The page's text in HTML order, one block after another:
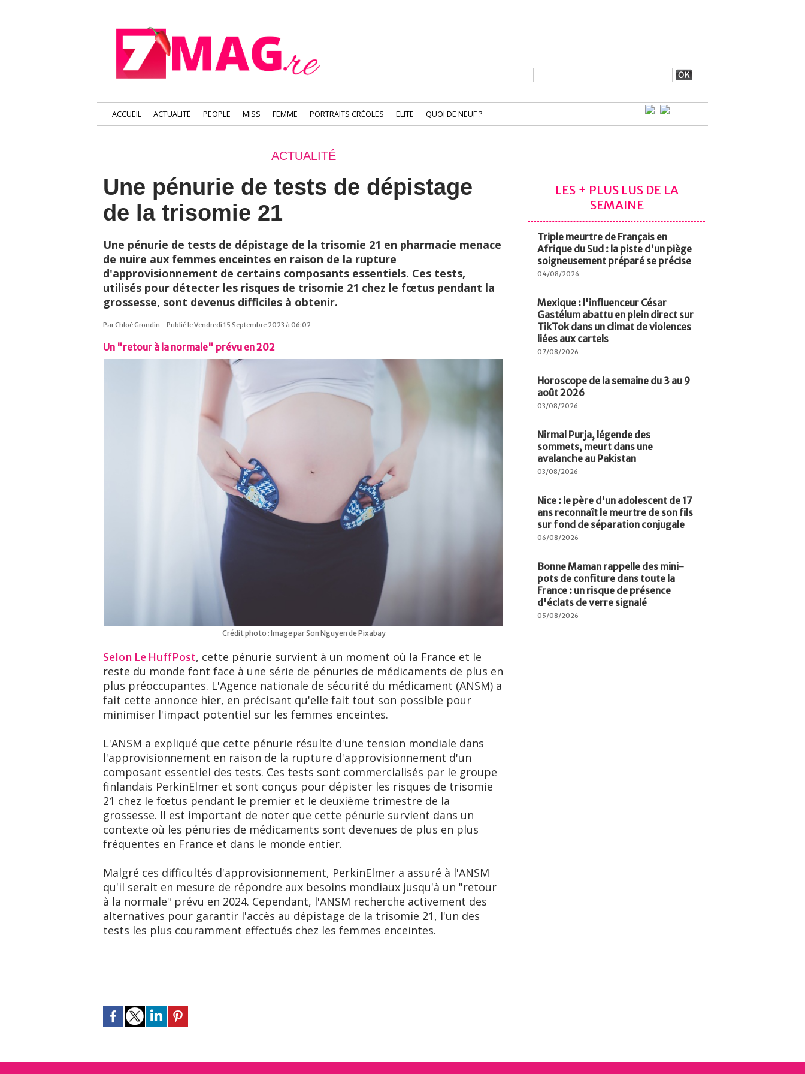
ACCUEIL ACTUALITÉ PEOPLE MISS FEMME PORTRAITS CRÉOLES ELITE QUOI DE NEUF ?
ACTUALITÉ
Une pénurie de tests de dépistage
de la trisomie 21
Une pénurie de tests de dépistage de la trisomie 21 en pharmacie menace
de nuire aux femmes enceintes en raison de la rupture
d'approvisionnement de certains composants essentiels. Ces tests,
utilisés pour détecter les risques de trisomie 21 chez le fœtus pendant la
grossesse, sont devenus difficiles à obtenir.
Par Chloé Grondin - Publié le Vendredi 15 Septembre 2023 à 06:02
Un "retour à la normale" prévu en 202
Crédit photo : Image par Son Nguyen de Pixabay
Selon Le HuffPost, cette pénurie survient à un moment où la France et le
reste du monde font face à une série de pénuries de médicaments de plus en
plus préoccupantes. L'Agence nationale de sécurité du médicament (ANSM) a
fait cette annonce hier, en précisant qu'elle fait tout son possible pour
minimiser l'impact potentiel sur les femmes enceintes.
L'ANSM a expliqué que cette pénurie résulte d'une tension mondiale dans
l'approvisionnement en raison de la rupture d'approvisionnement d'un
composant essentiel des tests. Ces tests sont commercialisés par le groupe
finlandais PerkinElmer et sont conçus pour dépister les risques de trisomie
21 chez le fœtus pendant le premier et le deuxième trimestre de la
grossesse. Il est important de noter que cette pénurie survient dans un
contexte où les pénuries de médicaments sont devenues de plus en plus
fréquentes en France et dans le monde entier.
Malgré ces difficultés d'approvisionnement, PerkinElmer a assuré à l'ANSM
qu'il serait en mesure de répondre aux besoins mondiaux jusqu'à un "retour
à la normale" prévu en 2024. Cependant, l'ANSM recherche activement des
alternatives pour garantir l'accès au dépistage de la trisomie 21, l'un des
tests les plus couramment effectués chez les femmes enceintes.
LES + PLUS LUS DE LA
SEMAINE
Triple meurtre de Français en
Afrique du Sud : la piste d'un piège
soigneusement préparé se précise
04/08/2026
Mexique : l'influenceur César
Gastélum abattu en plein direct sur
TikTok dans un climat de violences
liées aux cartels
07/08/2026
Horoscope de la semaine du 3 au 9
août 2026
03/08/2026
Nirmal Purja, légende des
sommets, meurt dans une
avalanche au Pakistan
03/08/2026
Nice : le père d'un adolescent de 17
ans reconnaît le meurtre de son fils
sur fond de séparation conjugale
06/08/2026
Bonne Maman rappelle des mini-
pots de confiture dans toute la
France : un risque de présence
d'éclats de verre signalé
05/08/2026